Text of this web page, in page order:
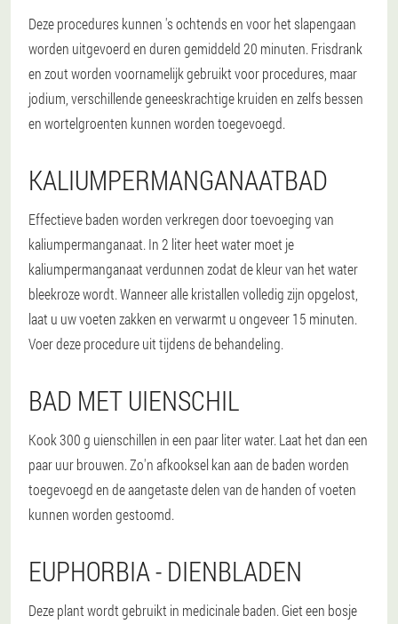
Deze procedures kunnen 's ochtends en voor het slapengaan
worden uitgevoerd en duren gemiddeld 20 minuten. Frisdrank
en zout worden voornamelijk gebruikt voor procedures, maar
jodium, verschillende geneeskrachtige kruiden en zelfs bessen
en wortelgroenten kunnen worden toegevoegd.
KALIUMPERMANGANAATBAD
Effectieve baden worden verkregen door toevoeging van
kaliumpermanganaat. In 2 liter heet water moet je
kaliumpermanganaat verdunnen zodat de kleur van het water
bleekroze wordt. Wanneer alle kristallen volledig zijn opgelost,
laat u uw voeten zakken en verwarmt u ongeveer 15 minuten.
Voer deze procedure uit tijdens de behandeling.
BAD MET UIENSCHIL
Kook 300 g uienschillen in een paar liter water. Laat het dan een
paar uur brouwen. Zo'n afkooksel kan aan de baden worden
toegevoegd en de aangetaste delen van de handen of voeten
kunnen worden gestoomd.
EUPHORBIA - DIENBLADEN
Deze plant wordt gebruikt in medicinale baden. Giet een bosje